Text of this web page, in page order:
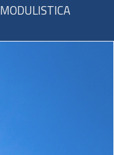
MODULISTICA